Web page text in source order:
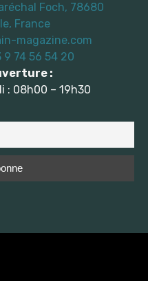
Foch, 78680
France
magazine.com
9 74 56 54 20
:
: 08h00 – 19h30